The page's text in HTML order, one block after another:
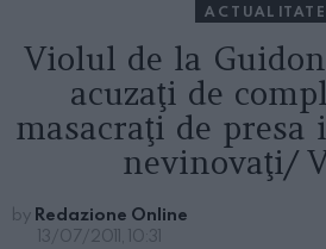
ACTUALITATE
Violul de la
acuzaţi de
masacraţi de
nevinovaţi/
by Redazione Online
13/07/2011, 10:31